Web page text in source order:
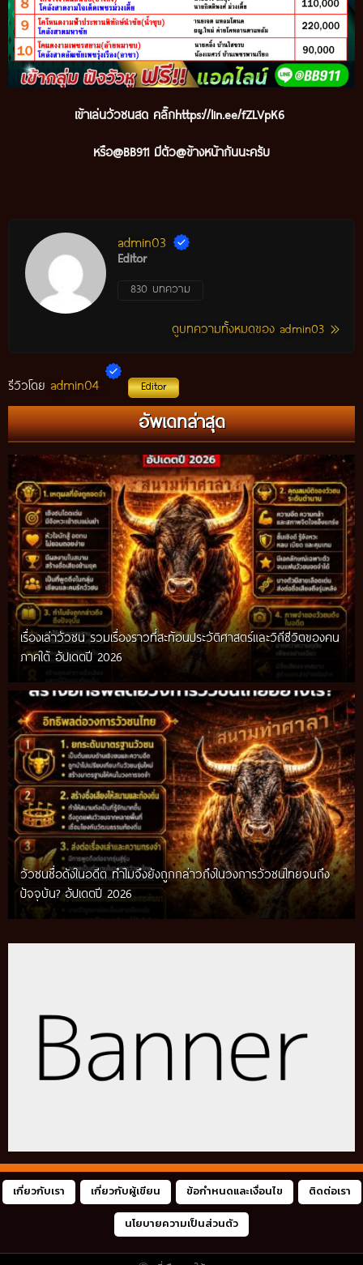
เข้าเล่นวัวชนสด คลิ๊กhttps://lin.ee/fZLVpK6
หรือ@BB911 มีตัว@ข้างหน้ากันนะครับ
admin03
Editor
830 บทความ
ดูบทความทั้งหมดของ admin03
รีวิวโดย admin04 Editor
อัพเดทล่าสุด
เรื่องเล่าวัวชน รวมเรื่องราวที่สะท้อนประวัติศาสตร์และวิถีชีวิตของคน
ภาคใต้ อัปเดตปี 2026
วัวชนชื่อดังในอดีต ทำไมจึงยังถูกกล่าวถึงในวงการวัวชนไทยจนถึง
ปัจจุบัน? อัปเดตปี 2026
กติกาวัวชนสมัยก่อน วิถีการแข่งขันดั้งเดิมที่สืบทอดผ่านภูมิปัญญา
ท้องถิ่น อัปเดตปี 2026
เกี่ยวกับเรา เกี่ยวกับผู้เขียน ข้อกำหนดและเงื่อนไข ติดต่อเรา
นโยบายความเป็นส่วนตัว